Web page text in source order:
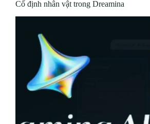
Cố định nhân vật trong Dreamina